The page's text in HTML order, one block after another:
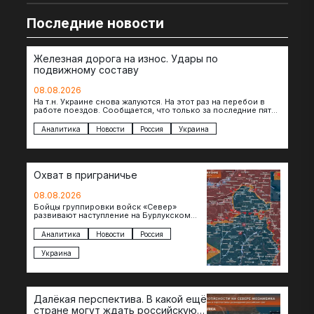
Последние новости
Железная дорога на износ. Удары по
подвижному составу
08.08.2026
На т.н. Украине снова жалуются. На этот раз на перебои в
работе поездов. Сообщается, что только за последние пять
Аналитика Новости Россия Украина
Охват в приграничье
08.08.2026
Бойцы группировки войск «Север»
развивают наступление на Бурлукском
теснят противника сразу на нескольких
участках, создавая угрозу охвата…
Аналитика Новости Россия
Украина
Далёкая перспектива. В какой ещё
стране могут ждать российскую